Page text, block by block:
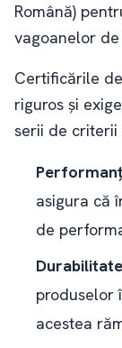
Română)
vagoanelor
Certificările
riguros și
serii de criterii
asigura că
de
produselor
acestea